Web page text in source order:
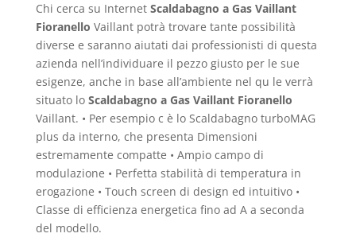
Chi cerca su Internet Scaldabagno a Gas Vaillant
Fioranello Vaillant potrà trovare tante possibilità
diverse e saranno aiutati dai professionisti di questa
azienda nell’individuare il pezzo giusto per le sue
esigenze, anche in base all’ambiente nel qu le verrà
situato lo Scaldabagno a Gas Vaillant Fioranello
Vaillant. • Per esempio c è lo Scaldabagno turboMAG
plus da interno, che presenta Dimensioni
estremamente compatte • Ampio campo di
modulazione • Perfetta stabilità di temperatura in
erogazione • Touch screen di design ed intuitivo •
Classe di efficienza energetica fino ad A a seconda
del modello.